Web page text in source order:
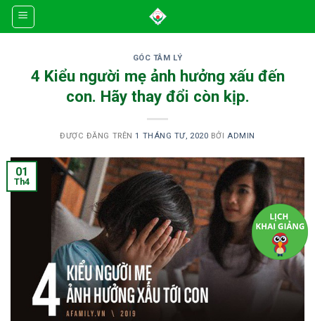
Skip
GÓC TÂM LÝ
4 Kiểu người mẹ ảnh hưởng xấu đến
con. Hãy thay đổi còn kịp.
ĐƯỢC ĐĂNG TRÊN1 THÁNG TƯ, 2020 BỞI ADMIN
01
Th4